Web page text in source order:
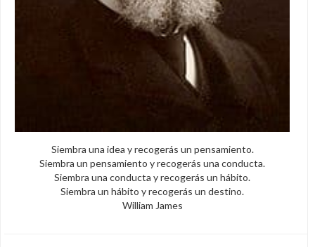
Siembra una idea y recogerás un pensamiento.
Siembra un pensamiento y recogerás una conducta.
Siembra una conducta y recogerás un hábito.
Siembra un hábito y recogerás un destino.
William James